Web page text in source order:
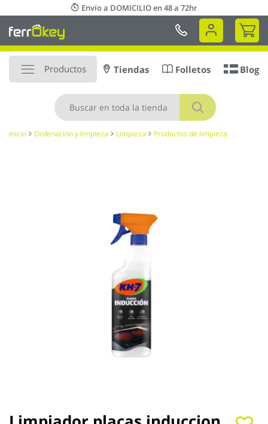
al
contenido
Envío a DOMICILIO en 48 a 72hr
Mi
Productos
Buscar
Tiendas Folletos Blog
Inicio Ordenación y limpieza Limpieza Productos de limpieza
Saltar